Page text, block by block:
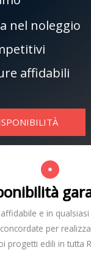
nel noleggio
affidabili
e in
per
progetti edili in tutta